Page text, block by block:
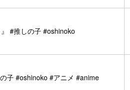
#推しの子 #oshinoko
子 #oshinoko #アニメ #anime